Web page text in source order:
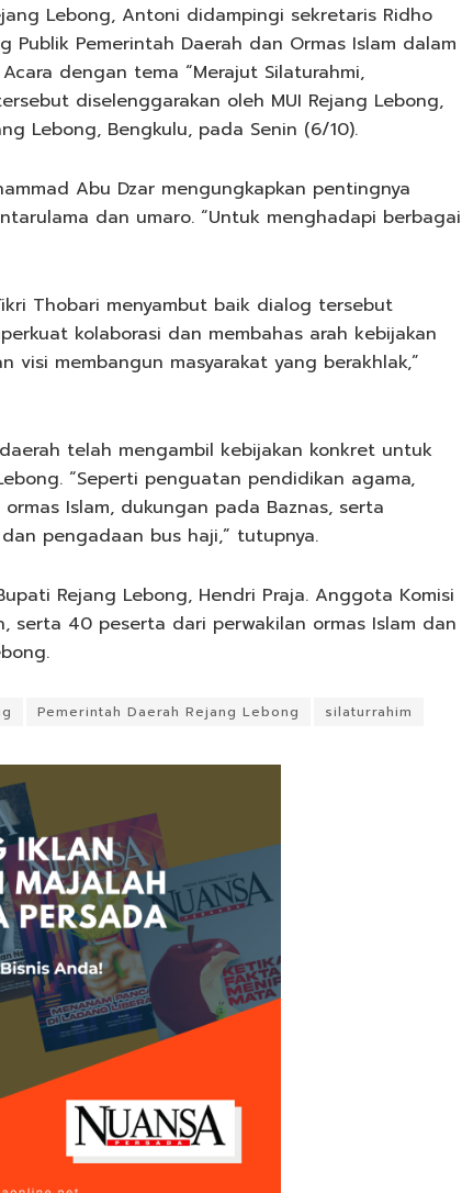
Lebong, Antoni didampingi sekretaris Ridho
Pemerintah Daerah dan Ormas Islam dalam
dengan tema “Merajut Silaturahmi,
diselenggarakan oleh MUI Rejang Lebong,
Lebong, Bengkulu, pada Senin (6/10).
Abu Dzar mengungkapkan pentingnya
dan umaro. “Untuk menghadapi berbagai
Thobari menyambut baik dialog tersebut
kolaborasi dan membahas arah kebijakan
visi membangun masyarakat yang berakhlak,”
telah mengambil kebijakan konkret untuk
“Seperti penguatan pendidikan agama,
Islam, dukungan pada Baznas, serta
pengadaan bus haji,” tutupnya.
Rejang Lebong, Hendri Praja. Anggota Komisi
serta 40 peserta dari perwakilan ormas Islam dan
Pemerintah Daerah Rejang Lebong silaturrahim